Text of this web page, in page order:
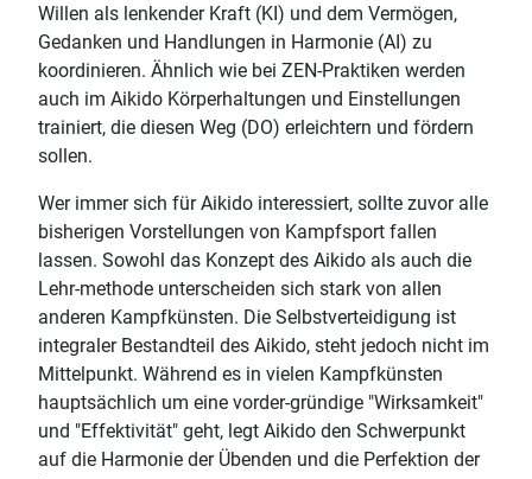
Willen als lenkender Kraft (KI) und dem Vermögen,
Gedanken und Handlungen in Harmonie (AI) zu
koordinieren. Ähnlich wie bei ZEN-Praktiken werden
auch im Aikido Körperhaltungen und Einstellungen
trainiert, die diesen Weg (DO) erleichtern und fördern
sollen.
Wer immer sich für Aikido interessiert, sollte zuvor alle
bisherigen Vorstellungen von Kampfsport fallen
lassen. Sowohl das Konzept des Aikido als auch die
Lehr-methode unterscheiden sich stark von allen
anderen Kampfkünsten. Die Selbstverteidigung ist
integraler Bestandteil des Aikido, steht jedoch nicht im
Mittelpunkt. Während es in vielen Kampfkünsten
hauptsächlich um eine vorder-gründige "Wirksamkeit"
und "Effektivität" geht, legt Aikido den Schwerpunkt
auf die Harmonie der Übenden und die Perfektion der